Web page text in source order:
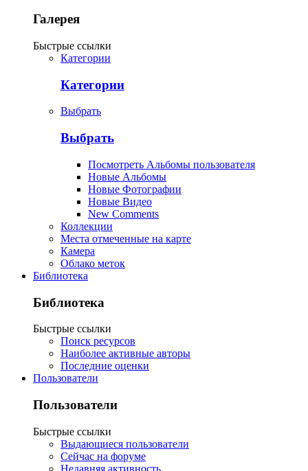
Галерея
Быстрые ссылки
Категории
Категории
Выбрать
Выбрать
Посмотреть Альбомы пользователя
Новые Альбомы
Новые Фотографии
Новые Видео
New Comments
Коллекции
Места отмеченные на карте
Камера
Облако меток
Библиотека
Библиотека
Быстрые ссылки
Поиск ресурсов
Наиболее активные авторы
Последние оценки
Пользователи
Пользователи
Быстрые ссылки
Выдающиеся пользователи
Сейчас на форуме
Недавняя активность